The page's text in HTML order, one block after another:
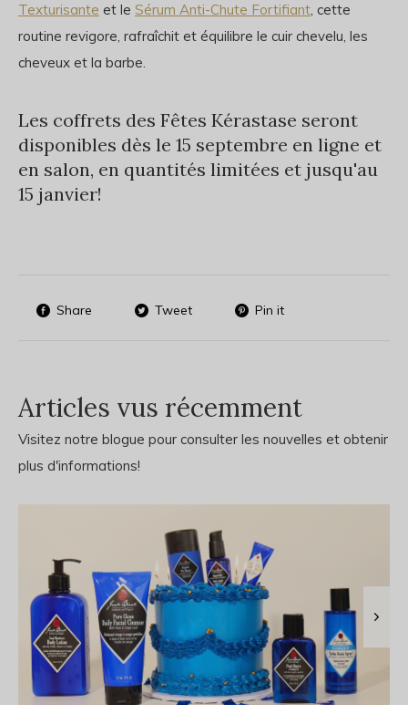
Texturisante et le Sérum Anti-Chute Fortifiant, cette
routine revigore, rafraîchit et équilibre le cuir chevelu, les
cheveux et la barbe.
Les coffrets des Fêtes Kérastase seront
disponibles dès le 15 septembre en ligne et
en salon, en quantités limitées et jusqu'au
15 janvier!
Share Tweet Pin it
Articles vus récemment
Visitez notre blogue pour consulter les nouvelles et obtenir
plus d'informations!